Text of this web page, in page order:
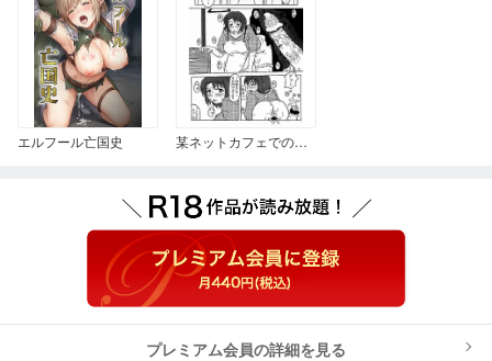
エルフール亡国史 某ネットカフェでの出来事
プレミアム会員の詳細を見る